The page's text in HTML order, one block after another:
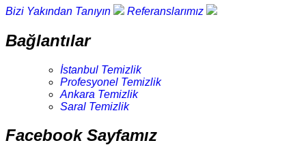
Bizi Yakından Tanıyın Referanslarımız
Bağlantılar
İstanbul Temizlik
Profesyonel Temizlik
Ankara Temizlik
Saral Temizlik
Facebook Sayfamız